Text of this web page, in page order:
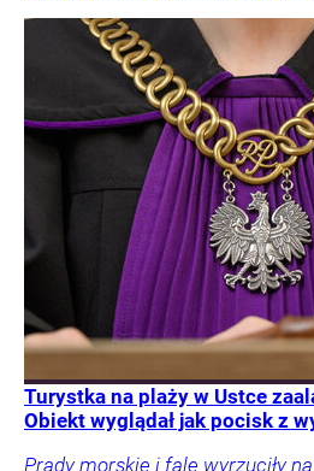
Turystka na plaży w Ustce
Obiekt wyglądał jak pocisk z
Prądy morskie i fale wyrzuciły